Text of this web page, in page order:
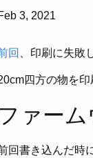
3, 2021
回 、印刷に失敗
四方の物を印
ファー
回書き込んだ時